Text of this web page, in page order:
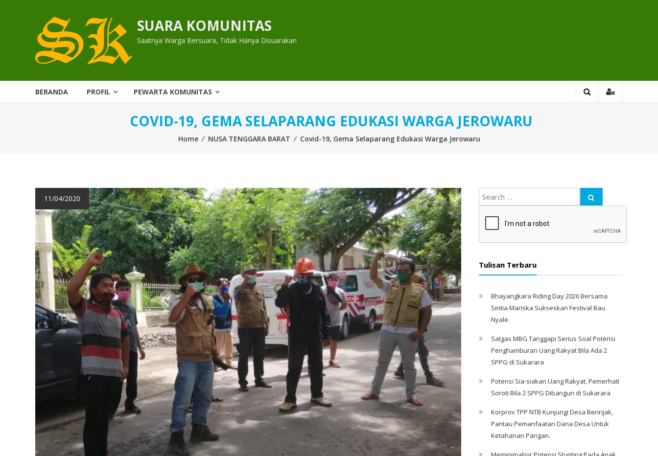
SUARA KOMUNITAS
Saatnya Warga Bersuara, Tidak Hanya Disuarakan
BERANDA PROFIL PEWARTA KOMUNITAS
COVID-19, GEMA SELAPARANG EDUKASI WARGA JEROWARU
Home ⁄ NUSA TENGGARA BARAT ⁄ Covid-19, Gema Selaparang Edukasi Warga Jerowaru
11/04/2020
Tulisan Terbaru
Bhayangkara Riding Day 2026 Bersama
Sintia Mariska Sukseskan Festival Bau
Nyale. ‎
Satgas MBG Tanggapi Serius Soal Potensi
Penghamburan Uang Rakyat Bila Ada 2
SPPG di Sukarara
Potensi Sia-siakan Uang Rakyat, Pemerhati
Soroti Bila 2 SPPG Dibangun di Sukarara
Korprov TPP NTB Kunjungi Desa Beririjak,
Pantau Pemanfaatan Dana Desa Untuk
Ketahanan Pangan.